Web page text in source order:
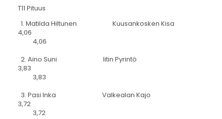
T11 Pituus
1. Matilda Hiltunen Kuusankosken Kisa
4,06
4,06
2. Aino Suni Iitin Pyrintö
3,83
3,83
3. Pasi Inka Valkealan Kajo
3,72
3,72